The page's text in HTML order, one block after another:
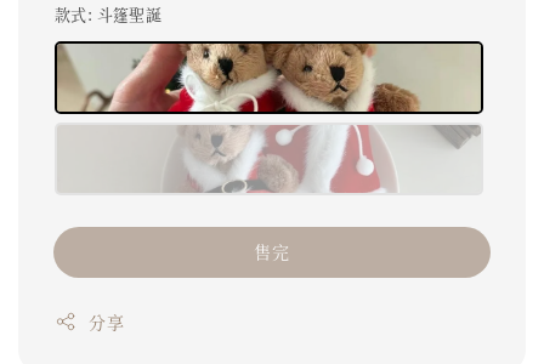
款式: 斗篷聖誕
售完
分享